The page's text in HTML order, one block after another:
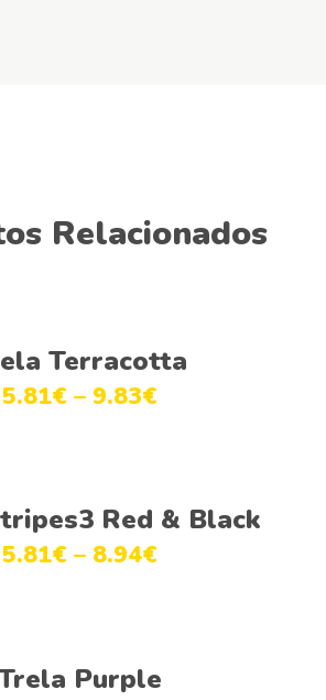
Relacionados
Ver opções
Terracotta
5.81€ – 9.83€
Ver opçõesRed & Black
5.81€ – 8.94€
Ver opções
Purple